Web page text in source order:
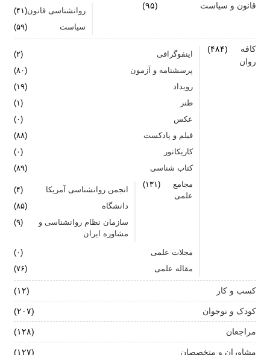
قانون و سیاست (۹۵)
روانشناسی قانون(۴۱)
سیاست
(۵۹)
کافه
روان
(۴۸۴)
اینفوگرافی
(۲)
پرسشنامه و آزمون
(۸۰)
رویداد
(۱۹)
طنز
(۱)
عکس
(۰)
فیلم و پادکست
(۸۸)
کاریکاتور
(۰)
کتاب شناسی
(۸۹)
مجامع
علمی
(۱۳۱)
انجمن روانشناسی آمریکا
(۴)
دانشگاه
(۸۵)
سازمان نظام روانشناسی و
مشاوره ایران
(۹)
مجلات علمی
(۰)
مقاله علمی
(۷۶)
کسب و کار (۱۲)
کودک و نوجوان (۲۰۷)
مراجعان (۱۲۸)
مشاوران و متخصصان (۱۲۷)